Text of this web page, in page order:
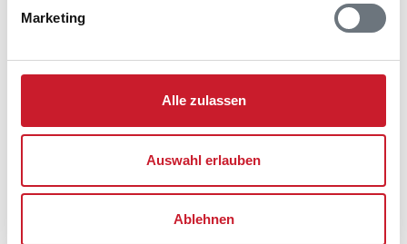
Marketing
Alle zulassen
Auswahl erlauben
Ablehnen